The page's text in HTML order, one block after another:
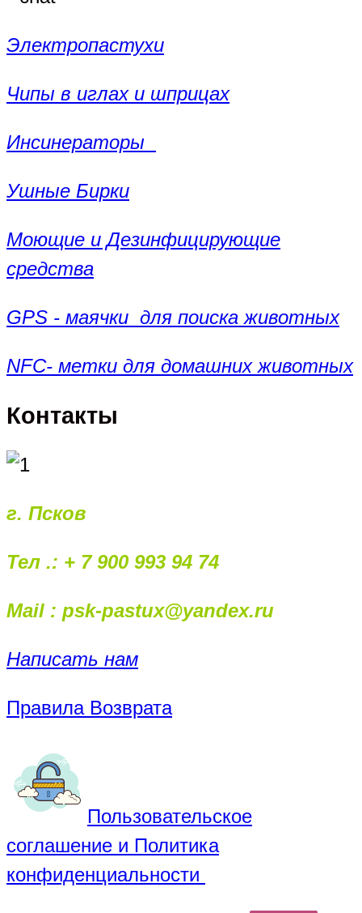
Электропастухи
Чипы в иглах и шприцах
Инсинераторы
Ушные Бирки
Моющие и Дезинфицирующие
средства
GPS - маячки для поиска животных
NFC- метки для домашних животных
Контакты
г. Псков
Тел .: + 7 900 993 94 74
Mail : psk-pastux@yandex.ru
Написать нам
Правила Возврата
Пользовательское
соглашение и Политика
конфиденциальности